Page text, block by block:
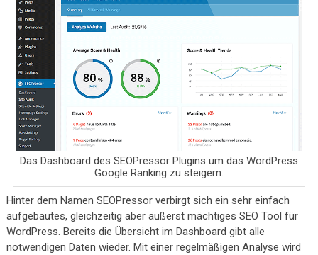
Das Dashboard des SEOPressor Plugins um das WordPress
Google Ranking zu steigern.
Hinter dem Namen SEOPressor verbirgt sich ein sehr einfach
aufgebautes, gleichzeitig aber äußerst mächtiges SEO Tool für
WordPress. Bereits die Übersicht im Dashboard gibt alle
notwendigen Daten wieder. Mit einer regelmäßigen Analyse wird